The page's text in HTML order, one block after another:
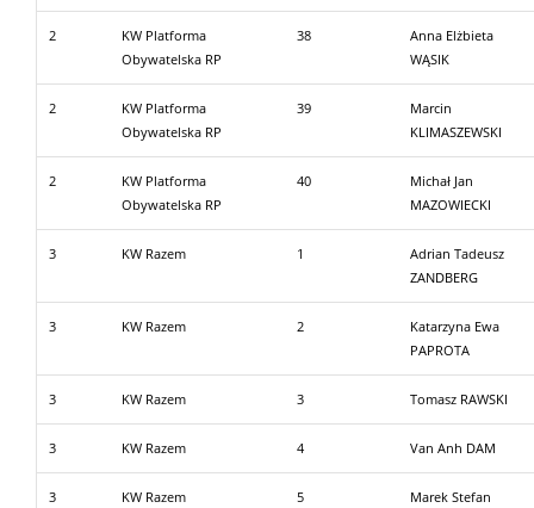
2
KW Platforma
Obywatelska RP
38
Anna Elżbieta
WĄSIK
2
KW Platforma
Obywatelska RP
39
Marcin
KLIMASZEWSKI
2
KW Platforma
Obywatelska RP
40
Michał Jan
MAZOWIECKI
3 KW Razem 1
Adrian Tadeusz
ZANDBERG
3 KW Razem 2
Katarzyna Ewa
PAPROTA
3 KW Razem 3 Tomasz RAWSKI
3 KW Razem 4 Van Anh DAM
3 KW Razem 5
Marek Stefan